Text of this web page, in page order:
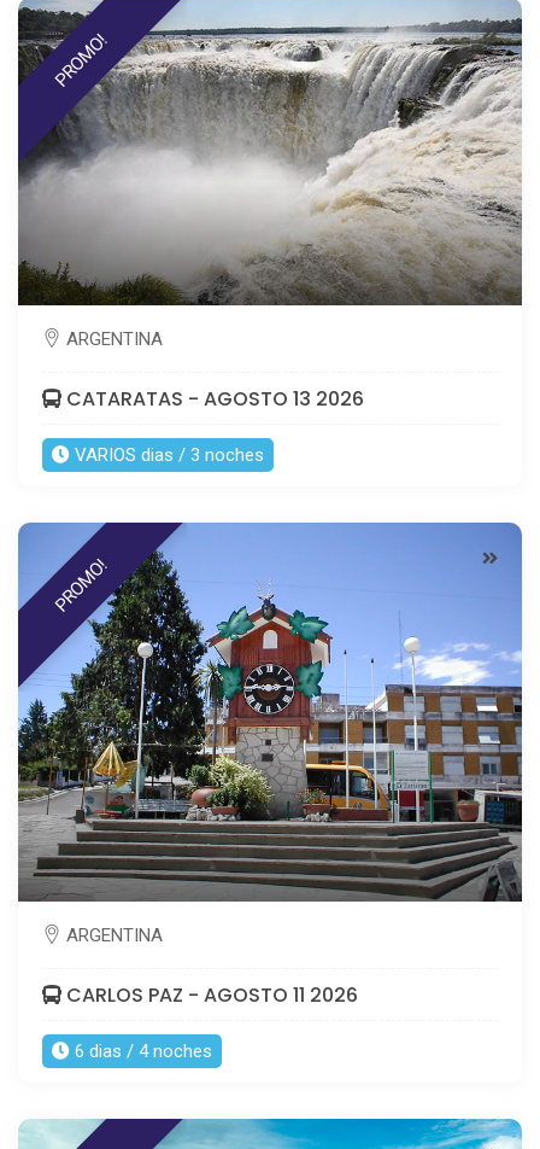
PROMO!
ARGENTINA
CATARATAS - AGOSTO 13 2026
VARIOS dias / 3 noches
PROMO!
ARGENTINA
CARLOS PAZ - AGOSTO 11 2026
6 dias / 4 noches